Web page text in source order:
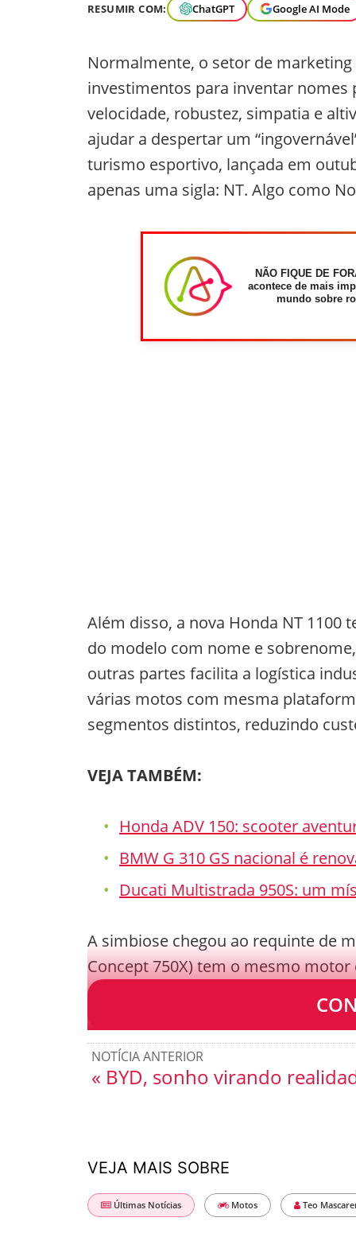
RESUMIR COM: ChatGPT Google AI Mode
Normalmente, o setor de
investimentos para inventar
velocidade, robustez, simpatia e
ajudar a despertar um
turismo esportivo, lançada em
apenas uma sigla: NT. Algo como
NÃO FIQUE DE
acontece de mais
mundo sobre
Além disso, a nova Honda NT 1100
do modelo com nome e
outras partes facilita a logística
várias motos com mesma
segmentos distintos, reduzindo
VEJA TAMBÉM:
Honda ADV 150: scooter
BMW G 310 GS nacional é
Ducati Multistrada 950S: um
A simbiose chegou ao requinte de
Concept 750X) tem o mesmo motor
convivem no mercado brasileiro.
NOTÍCIA ANTERIOR
« BYD, sonho virando
VEJA MAIS SOBRE
Últimas Notícias Motos Teo